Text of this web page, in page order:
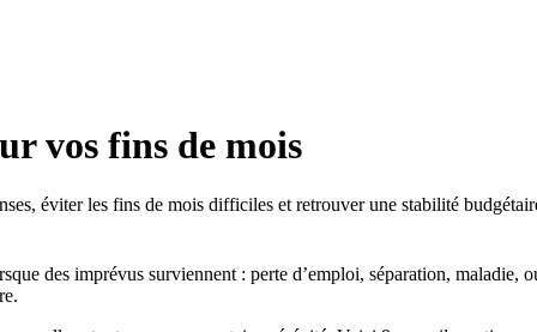
vos fins de mois
éviter les fins de mois difficiles et retrouver une stabilité
des imprévus surviennent : perte d’emploi, séparation, maladie,